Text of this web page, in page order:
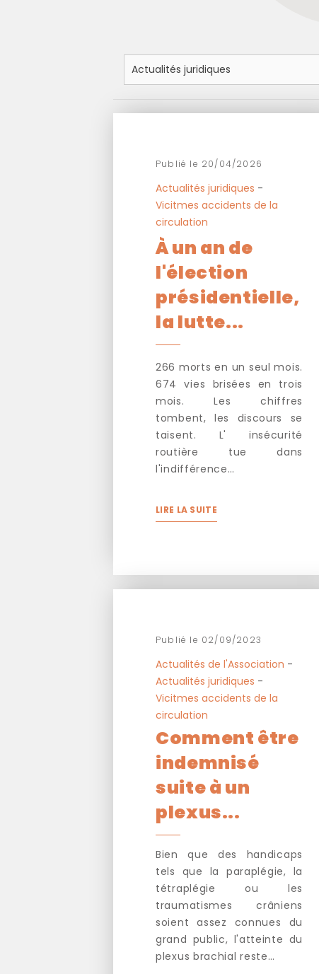
Publié le 20/04/2026
Actualités juridiques -
Vicitmes accidents de la
circulation
À un an de
l'élection
présidentielle,
la lutte...
266 morts en un seul mois.
674 vies brisées en trois
mois. Les chiffres
tombent, les discours se
taisent. L' insécurité
routière tue dans
l'indifférence…
LIRE LA SUITE
Publié le 02/09/2023
Actualités de l'Association -
Actualités juridiques -
Vicitmes accidents de la
circulation
Comment être
indemnisé
suite à un
plexus...
Bien que des handicaps
tels que la paraplégie, la
tétraplégie ou les
traumatismes crâniens
soient assez connues du
grand public, l'atteinte du
plexus brachial reste…